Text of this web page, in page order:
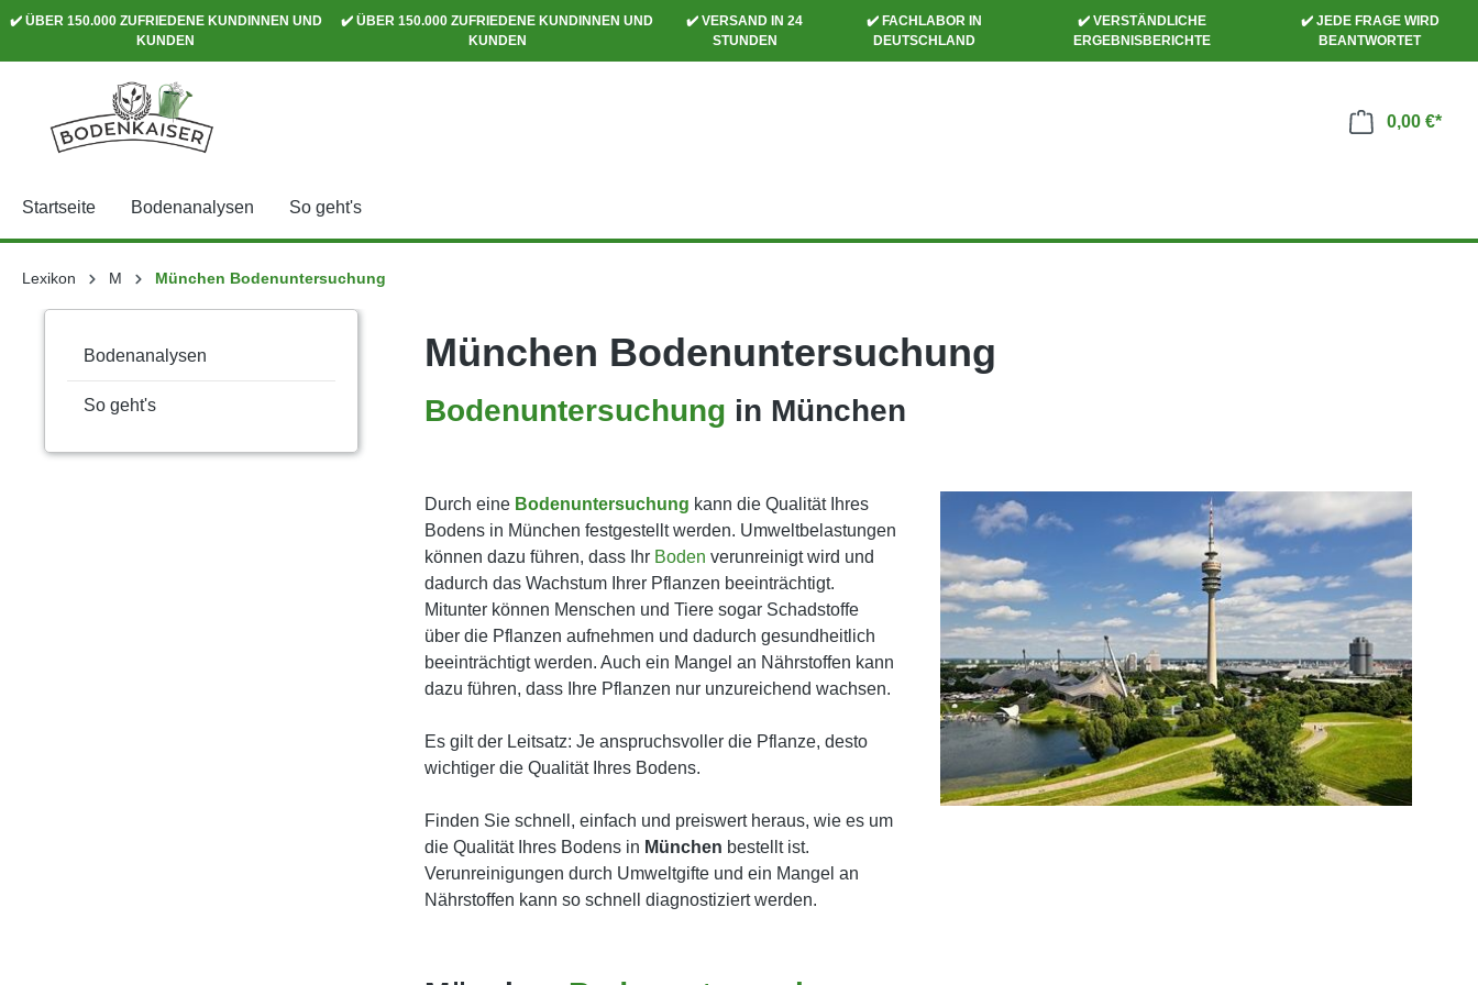
Zur Hauptnavigation springen
✔️ ÜBER 150.000 ZUFRIEDENE KUNDINNEN UND
KUNDEN
✔️ ÜBER 150.000 ZUFRIEDENE KUNDINNEN UND
KUNDEN
✔️ VERSAND IN 24
STUNDEN
✔️ FACHLABOR IN
DEUTSCHLAND
✔️ VERSTÄNDLICHE
ERGEBNISBERICHTE
✔️ JEDE FRAGE WIRD
BEANTWORTET
0,00 €*
Startseite Bodenanalysen So geht's
Lexikon M München Bodenuntersuchung
Bodenanalysen
So geht's
München Bodenuntersuchung
Bodenuntersuchung in München
Durch eine Bodenuntersuchung kann die Qualität Ihres
Bodens in München festgestellt werden. Umweltbelastungen
können dazu führen, dass Ihr Boden verunreinigt wird und
dadurch das Wachstum Ihrer Pflanzen beeinträchtigt.
Mitunter können Menschen und Tiere sogar Schadstoffe
über die Pflanzen aufnehmen und dadurch gesundheitlich
beeinträchtigt werden. Auch ein Mangel an Nährstoffen kann
dazu führen, dass Ihre Pflanzen nur unzureichend wachsen.
Es gilt der Leitsatz: Je anspruchsvoller die Pflanze, desto
wichtiger die Qualität Ihres Bodens.
Finden Sie schnell, einfach und preiswert heraus, wie es um
die Qualität Ihres Bodens in München bestellt ist.
Verunreinigungen durch Umweltgifte und ein Mangel an
Nährstoffen kann so schnell diagnostiziert werden.